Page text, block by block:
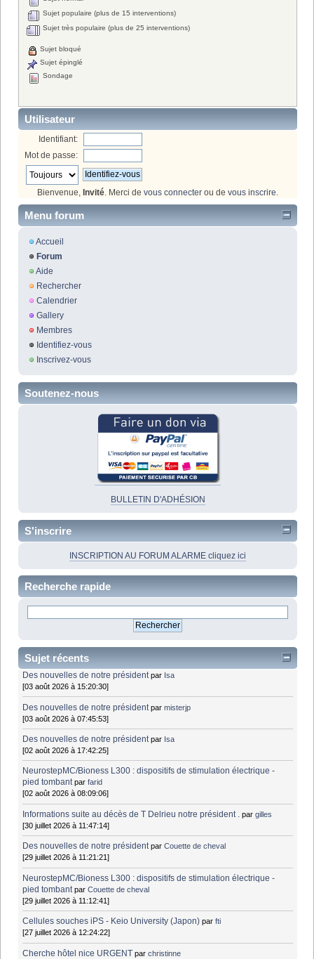
Sujet populaire (plus de 15 interventions)
Sujet très populaire (plus de 25 interventions)
Sujet bloqué
Sujet épinglé
Sondage
Utilisateur
Identifiant:
Mot de passe:
Bienvenue, Invité. Merci de vous connecter ou de vous inscrire.
Menu forum
Accueil
Forum
Aide
Rechercher
Calendrier
Gallery
Membres
Identifiez-vous
Inscrivez-vous
Soutenez-nous
BULLETIN D'ADHÉSION
S'inscrire
INSCRIPTION AU FORUM ALARME cliquez ici
Recherche rapide
Sujet récents
Des nouvelles de notre président par Isa
[03 août 2026 à 15:20:30]
Des nouvelles de notre président parmisterjp
[03 août 2026 à 07:45:53]
Des nouvelles de notre président par Isa
[02 août 2026 à 17:42:25]
NeurostepMC/Bioness L300 : dispositifs de stimulation électrique -
pied tombant parfarid
[02 août 2026 à 08:09:06]
Informations suite au décès de T Delrieu notre président . pargilles
[30 juillet 2026 à 11:47:14]
Des nouvelles de notre président parCouette de cheval
[29 juillet 2026 à 11:21:21]
NeurostepMC/Bioness L300 : dispositifs de stimulation électrique -
pied tombant parCouette de cheval
[29 juillet 2026 à 11:12:41]
Cellules souches iPS - Keio University (Japon) parfti
[27 juillet 2026 à 12:24:22]
Cherche hôtel nice URGENT parchristinne